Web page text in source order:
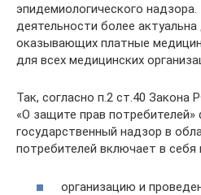
эпидемиологического
деятельности более
оказывающих платные
для всех медицинских
Так, согласно п.2 ст.40 Закона
«О защите прав
государственный надзор в
потребителей включает в себя
организацию и